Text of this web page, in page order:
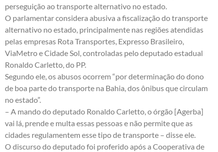
perseguição ao transporte alternativo no estado.
O parlamentar considera abusiva a fiscalização do transporte
alternativo no estado, principalmente nas regiões atendidas
pelas empresas Rota Transportes, Expresso Brasileiro,
ViaMetro e Cidade Sol, controladas pelo deputado estadual
Ronaldo Carletto, do PP.
Segundo ele, os abusos ocorrem “por determinação do dono
de boa parte do transporte na Bahia, dos ônibus que circulam
no estado”.
– A mando do deputado Ronaldo Carletto, o órgão [Agerba]
vai lá, prende e multa essas pessoas e não permite que as
cidades regulamentem esse tipo de transporte – disse ele.
O discurso do deputado foi proferido após a Cooperativa de